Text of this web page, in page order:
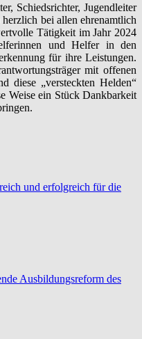
Schiedsrichter, Jugendleiter
bei allen ehrenamtlich
Tätigkeit im Jahr 2024
und Helfer in den
für ihre Leistungen.
mit offenen
diese „versteckten Helden“
Weise ein Stück Dankbarkeit
und erfolgreich für die
Ausbildungsreform des